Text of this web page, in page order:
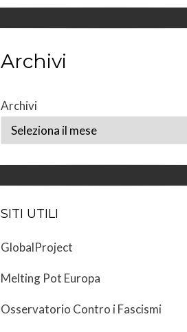
Archivi
Archivi
SITI UTILI
GlobalProject
Melting Pot Europa
Osservatorio Contro i Fascismi